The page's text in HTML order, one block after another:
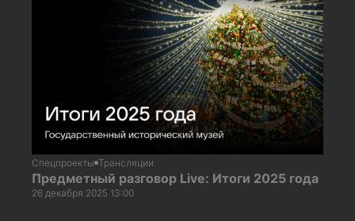
Спецпроекты Трансляции
Предметный разговор Live: Итоги 2025 года
26 декабря 2025 13:00